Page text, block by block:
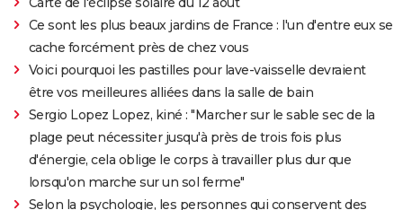
Ce sont les plus beaux jardins de France : l'un d'entre eux se
cache forcément près de chez vous
Voici pourquoi les pastilles pour lave-vaisselle devraient
être vos meilleures alliées dans la salle de bain
Sergio Lopez Lopez, kiné : "Marcher sur le sable sec de la
plage peut nécessiter jusqu'à près de trois fois plus
d'énergie, cela oblige le corps à travailler plus dur que
lorsqu'on marche sur un sol ferme"
Selon la psychologie, les personnes qui conservent des